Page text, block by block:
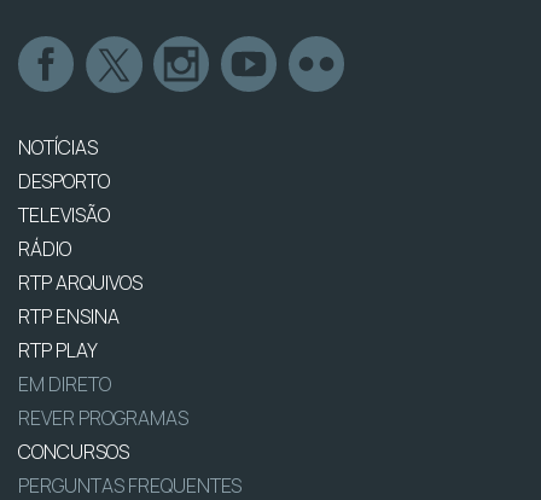
NOTÍCIAS
DESPORTO
TELEVISÃO
RÁDIO
RTP ARQUIVOS
RTP ENSINA
RTP PLAY
EM DIRETO
REVER PROGRAMAS
CONCURSOS
PERGUNTAS FREQUENTES